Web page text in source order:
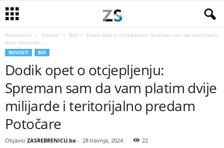
Naslovnica Novosti BiH
Dodik opet o otcjepljenju: Spreman sam da vam platim
dvije milijarde i...
NOVOSTI BIH
Dodik opet o otcjepljenju:
Spreman sam da vam platim dvije
milijarde i teritorijalno predam
Potočare
Objavio ZASREBRENICU.ba - 28 travnja, 2024 22